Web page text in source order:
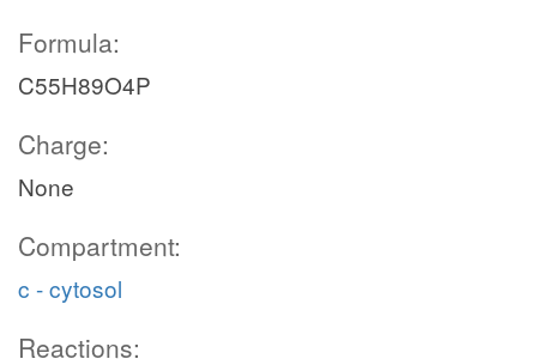
Formula:
C55H89O4P
Charge:
None
Compartment:
c - cytosol
Reactions: